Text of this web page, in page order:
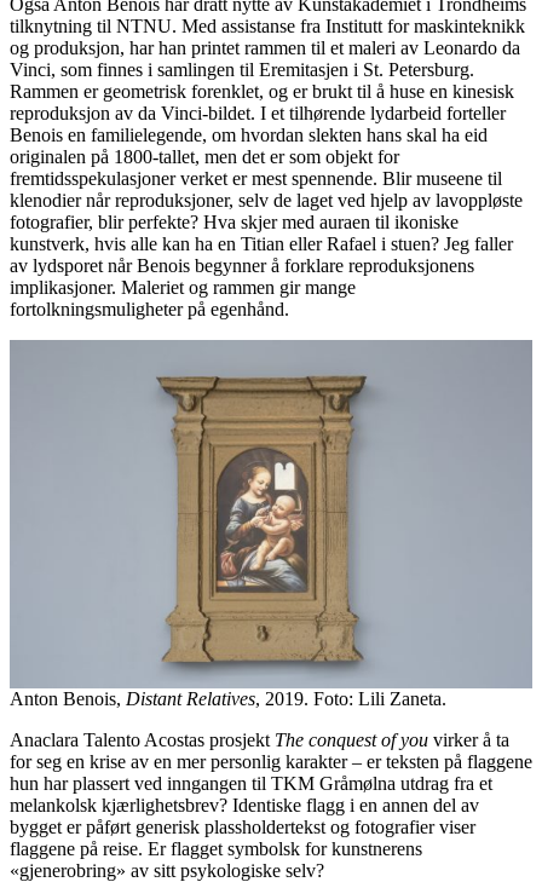
Også Anton Benois har dratt nytte av Kunstakademiet i Trondheims
tilknytning til NTNU. Med assistanse fra Institutt for maskinteknikk
og produksjon, har han printet rammen til et maleri av Leonardo da
Vinci, som finnes i samlingen til Eremitasjen i St. Petersburg.
Rammen er geometrisk forenklet, og er brukt til å huse en kinesisk
reproduksjon av da Vinci-bildet. I et tilhørende lydarbeid forteller
Benois en familielegende, om hvordan slekten hans skal ha eid
originalen på 1800-tallet, men det er som objekt for
fremtidsspekulasjoner verket er mest spennende. Blir museene til
klenodier når reproduksjoner, selv de laget ved hjelp av lavoppløste
fotografier, blir perfekte? Hva skjer med auraen til ikoniske
kunstverk, hvis alle kan ha en Titian eller Rafael i stuen? Jeg faller
av lydsporet når Benois begynner å forklare reproduksjonens
implikasjoner. Maleriet og rammen gir mange
fortolkningsmuligheter på egenhånd.
Anton Benois, Distant Relatives, 2019. Foto: Lili Zaneta.
Anaclara Talento Acostas prosjekt The conquest of you virker å ta
for seg en krise av en mer personlig karakter – er teksten på flaggene
hun har plassert ved inngangen til TKM Gråmølna utdrag fra et
melankolsk kjærlighetsbrev? Identiske flagg i en annen del av
bygget er påført generisk plassholdertekst og fotografier viser
flaggene på reise. Er flagget symbolsk for kunstnerens
«gjenerobring» av sitt psykologiske selv?